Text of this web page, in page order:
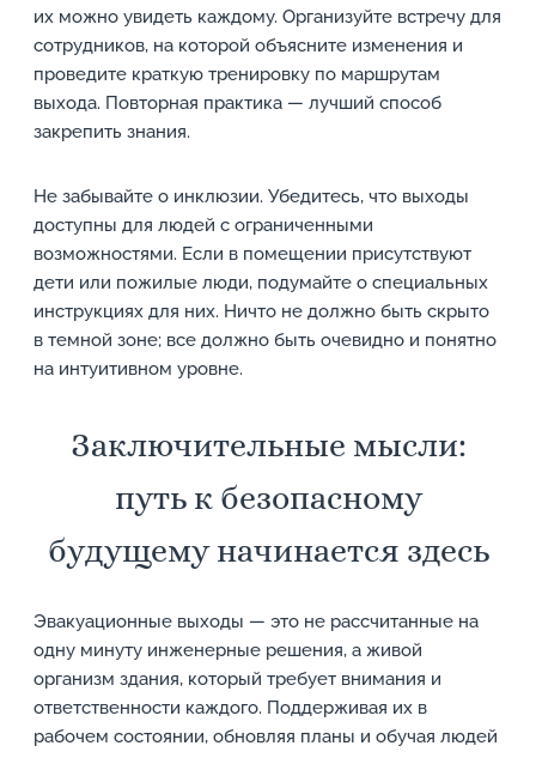
их можно увидеть каждому. Организуйте встречу для
сотрудников, на которой объясните изменения и
проведите краткую тренировку по маршрутам
выхода. Повторная практика — лучший способ
закрепить знания.
Не забывайте о инклюзии. Убедитесь, что выходы
доступны для людей с ограниченными
возможностями. Если в помещении присутствуют
дети или пожилые люди, подумайте о специальных
инструкциях для них. Ничто не должно быть скрыто
в темной зоне; все должно быть очевидно и понятно
на интуитивном уровне.
Заключительные мысли:
путь к безопасному
будущему начинается здесь
Эвакуационные выходы — это не рассчитанные на
одну минуту инженерные решения, а живой
организм здания, который требует внимания и
ответственности каждого. Поддерживая их в
рабочем состоянии, обновляя планы и обучая людей